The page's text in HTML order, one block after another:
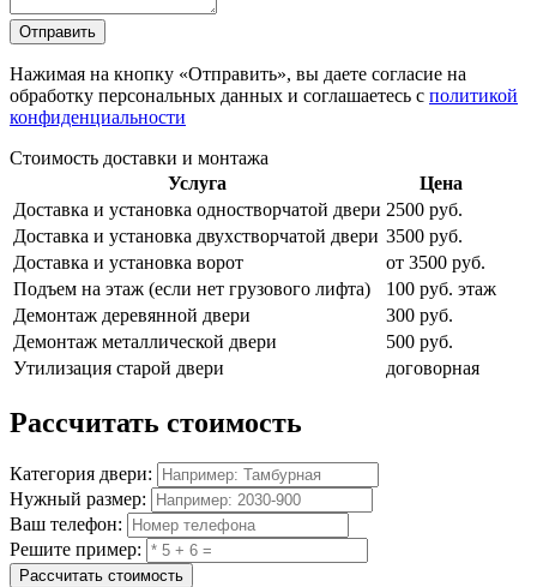
Отправить
Нажимая на кнопку «Отправить», вы даете согласие на
обработку персональных данных и соглашаетесь с политикой
конфиденциальности
Стоимость доставки и монтажа
Услуга
Цена
Доставка и установка одностворчатой двери 2500 руб.
Доставка и установка двухстворчатой двери 3500 руб.
Доставка и установка ворот
от 3500 руб.
Подъем на этаж (если нет грузового лифта)
100 руб. этаж
Демонтаж деревянной двери
300 руб.
Демонтаж металлической двери
500 руб.
Утилизация старой двери
договорная
Рассчитать стоимость
Категория двери:
Нужный размер:
Ваш телефон:
Решите пример:
Рассчитать стоимость